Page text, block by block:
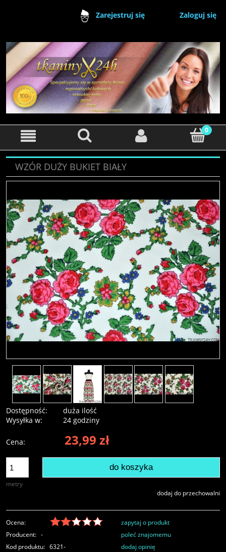
Zarejestruj się Zaloguj się
WZÓR DUŻY BUKIET BIAŁY
Dostępność:
duża ilość
Wysyłka w:
24 godziny
Cena: 23,99 zł
metry
do koszyka
dodaj do przechowalni
Ocena:
Producent: -
Kod produktu: 6321-
zapytaj o produkt
poleć znajomemu
dodaj opinię